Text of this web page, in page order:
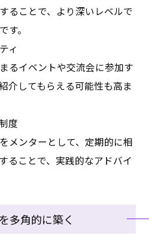
ることで、より深いレベルで
す。
ィ
るイベントや交流会に参加す
介してもらえる可能性も高ま
度
メンターとして、定期的に相
ることで、実践的なアドバイ
多角的に築く